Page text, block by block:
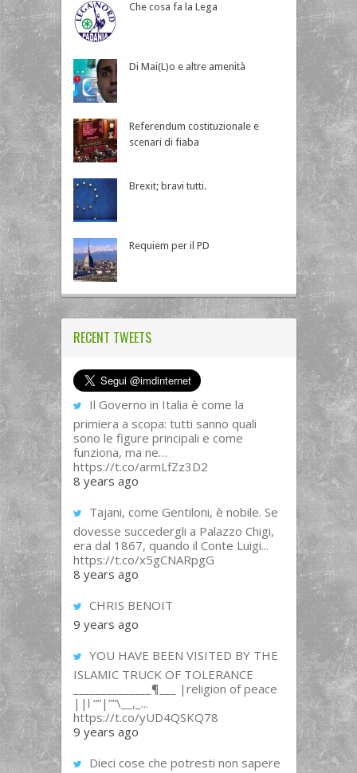
Che cosa fa la Lega
Di Mai(L)o e altre amenità
Referendum costituzionale e
scenari di fiaba
Brexit; bravi tutti.
Requiem per il PD
RECENT TWEETS
Il Governo in Italia è come la
primiera a scopa: tutti sanno quali
sono le figure principali e come
funziona, ma ne…
https://t.co/armLfZz3D2
8 years ago
Tajani, come Gentiloni, è nobile. Se
dovesse succedergli a Palazzo Chigi,
era dal 1867, quando il Conte Luigi...
https://t.co/x5gCNARpgG
8 years ago
CHRIS BENOIT
9 years ago
YOU HAVE BEEN VISITED BY THE
ISLAMIC TRUCK OF TOLERANCE
______________¶___ |religion of peace
||l “”|””\__,_...
https://t.co/yUD4QSKQ78
9 years ago
Dieci cose che potresti non sapere